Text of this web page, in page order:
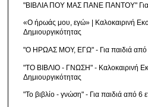
"ΒΙΒΛΙΑ ΠΟΥ ΜΑΣ ΠΑΝΕ ΠΑΝΤΟΥ" Για
«Ο ήρωάς μου, εγώ» | Καλοκαιρινή
Δημιουργικότητας
"Ο ΗΡΩΑΣ ΜΟΥ, ΕΓΩ" - Για παιδιά από
"ΤΟ ΒΙΒΛΙΟ - ΓΝΩΣΗ" - Καλοκαιρινή
Δημιουργικότητας
"Το βιβλίο - γνώση" - Για παιδιά από 6